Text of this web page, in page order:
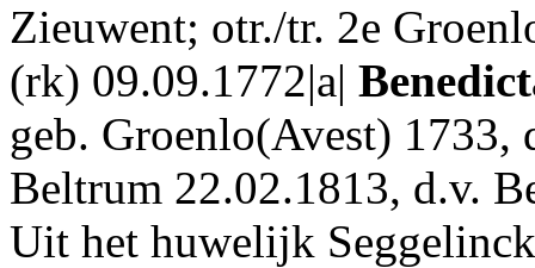
Zieuwent; otr./tr. 2e
(rk) 09.09.1772|a|
geb. Groenlo(Avest)
Beltrum 22.02.1813, d.v.
Uit het huwelijk